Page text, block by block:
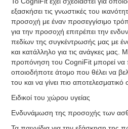
εξασκήσει τις γνωστικές του
προσοχή με έναν προσεγγίσιμο
για την προσοχή επιτρέπει την
πεδίων της συγκέντρωσής μας με
και κατάλληλο για τις ανάγκες μας.
προπόνηση του CogniFit μπορεί να
οποιοδήποτε άτομο που θέλει να
του και να γίνει πιο
Ειδικοί του χώρου υγείας
Ενδυνάμωση της προσοχής των